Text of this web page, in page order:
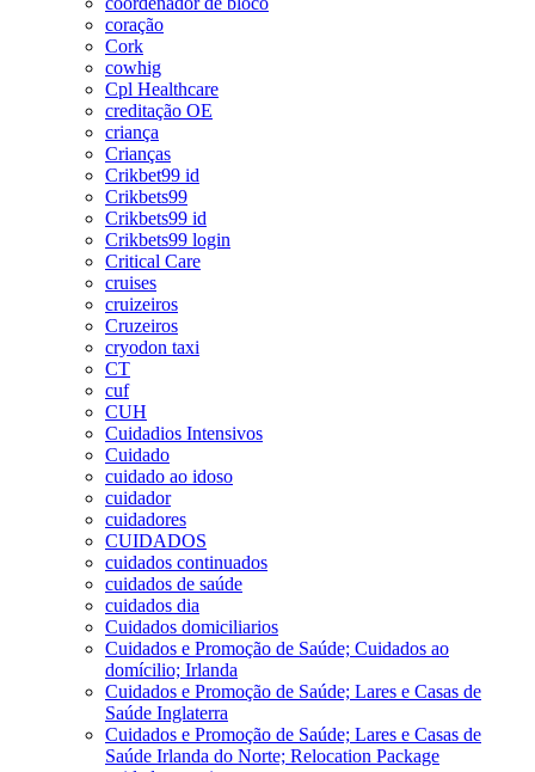
coração
Cork
cowhig
Cpl Healthcare
creditação OE
criança
Crianças
Crikbet99 id
Crikbets99
Crikbets99 id
Crikbets99 login
Critical Care
cruises
cruizeiros
Cruzeiros
cryodon taxi
CT
cuf
CUH
Cuidadios Intensivos
Cuidado
cuidado ao idoso
cuidador
cuidadores
CUIDADOS
cuidados continuados
cuidados de saúde
cuidados dia
Cuidados domiciliarios
Cuidados e Promoção de Saúde; Cuidados ao
domícilio; Irlanda
Cuidados e Promoção de Saúde; Lares e Casas de
Saúde Inglaterra
Cuidados e Promoção de Saúde; Lares e Casas de
Saúde Irlanda do Norte; Relocation Package